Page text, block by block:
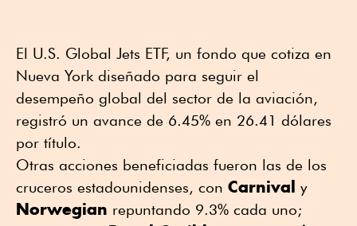
El U.S. Global Jets ETF, un fondo que cotiza en
Nueva York diseñado para seguir el
desempeño global del sector de la aviación,
registró un avance de 6.45% en 26.41 dólares
por título.
Otras acciones beneficiadas fueron las de los
cruceros estadounidenses, con Carnival y
Norwegian repuntando 9.3% cada uno;